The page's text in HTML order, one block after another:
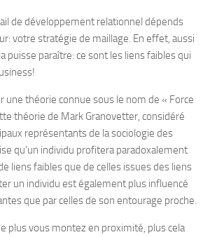
de développement relationnel dépends
votre stratégie de maillage. En effet, aussi
puisse paraître: ce sont les liens faibles qui
une théorie connue sous le nom de « Force
théorie de Mark Granovetter, considéré
représentants de la sociologie des
qu’un individu profitera paradoxalement
liens faibles que de celles issues des liens
un individu est également plus influencé
que par celles de son entourage proche.
plus vous montez en proximité, plus cela